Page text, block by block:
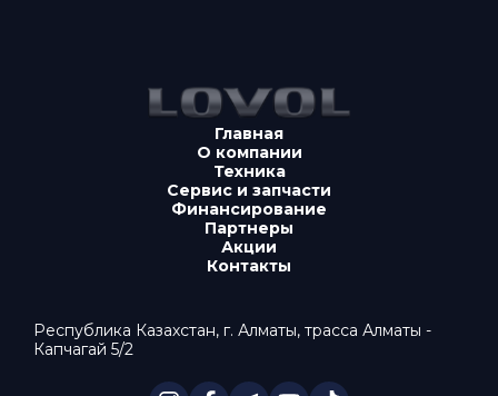
Главная
О компании
Техника
Сервис и запчасти
Финансирование
Партнеры
Акции
Контакты
Республика Казахстан, г. Алматы, трасса Алматы -
Капчагай 5/2